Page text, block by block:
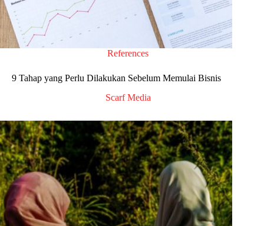
References
9 Tahap yang Perlu Dilakukan Sebelum Memulai Bisnis
Scarf Media